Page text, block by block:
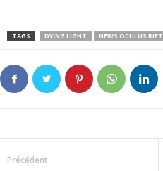
TAGS DYING LIGHT NEWS OCULUS RIFT
Précédent